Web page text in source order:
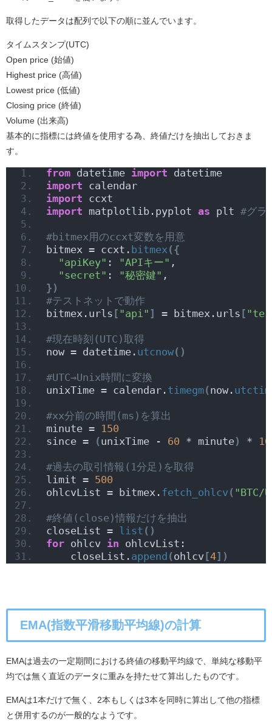
取得したデータは配列で以下の順に並んでいます。
タイムスタンプ(UTC)
Open price (始値)
Highest price (高値)
Lowest price (低値)
Closing price (終値)
Volume (出来高)
基本的に指標には終値を使用する為、終値だけを抽出しておきま
す。
from datetime import datetime
import calendar
import ccxt
import matplotlib.pyplot as plt #グラ
#bitmex用のccxt変数を用意
bitmex = ccxt. bitmex ({
"apiKey" : "APIキー" ,
"secret" : "秘密鍵" ,
})
#テストネットで動作
bitmex.urls [ "api" ] = bitmex.urls [
#現在時刻(UTC)取得
now = datetime. utcnow()
#UTC→Unix時間に変換
unixTime = calendar. timegm(now.
#xx分前の時間(ms)を算出
minute = 150
since =
(unixTime - 60 * minute) *
#過去の取引情報(1分足)を取得
limit = 500
ohlcvList = bitmex. fetch_ohlcv( "BTC/
#終値(close)情報だけを抽出
closeList = list ()
for ohlcv in ohlcvList:
    closeList.
append (ohlcv[4])
EMA(指数平滑移動平均線)の計算
EMAは過去の一定期間における終値の移動平均線で、単純な移動平
均では無く直近のデータに重みを持たせて算出したものです。
EMAは1本だけで無く、2本もしくは3本を同時に算出して他の指標
と併用するのが一般的なようです。